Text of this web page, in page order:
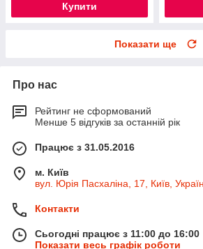
Купити
Показати ще
Про нас
Рейтинг не сформований
Менше 5 відгуків за останній рік
Працює з 31.05.2016
м. Київ
вул. Юрія Пасхаліна, 17, Київ,
Контакти
Сьогодні працює з 11:00 до 16:00
Показати весь графік роботи